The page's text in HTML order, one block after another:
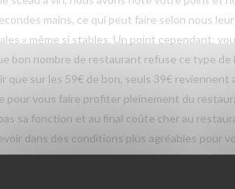
mains, ce qui peut faire selon nous
» même si stables. Un point cependant:
bon nombre de restaurant refuse ce type de
que sur les 59€ de bon, seuls 39€ reviennent
vous faire profiter pleinement du
sa fonction et au final coûte cher au
dans des conditions plus agréables pour